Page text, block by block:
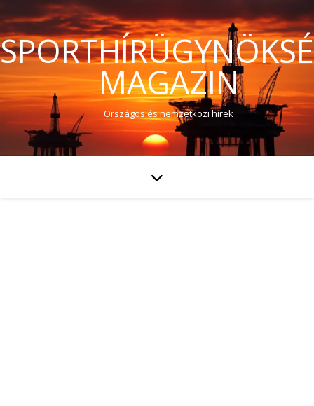
MAGAZIN
Országos és nemzetközi hírek